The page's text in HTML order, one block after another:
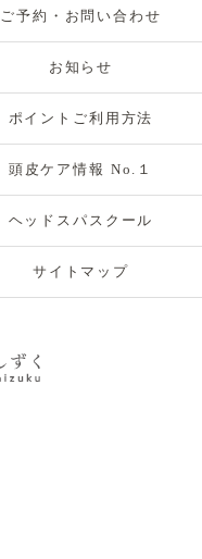
ご予約・お問い合わせ
お知らせ
ポイントご利用方法
頭皮ケア情報 No.１
ヘッドスパスクール
サイトマップ